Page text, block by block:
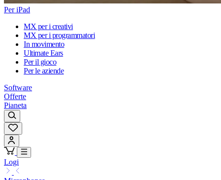
Per iPad
MX per i creativi
MX per i programmatori
In movimento
Ultimate Ears
Per il gioco
Per le aziende
Software
Offerte
Pianeta
Logi